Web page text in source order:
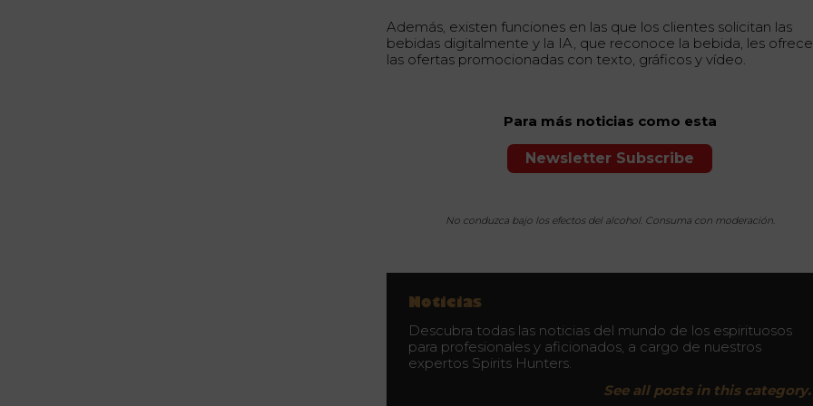
Además, existen funciones en las que los clientes solicitan las
bebidas digitalmente y la IA, que reconoce la bebida, les ofrece
las ofertas promocionadas con texto, gráficos y vídeo.
Para más noticias como esta
Newsletter Subscribe
No conduzca bajo los efectos del alcohol. Consuma con moderación.
Noticias
Descubra todas las noticias del mundo de los espirituosos
para profesionales y aficionados, a cargo de nuestros
expertos Spirits Hunters.
See all posts in this category.